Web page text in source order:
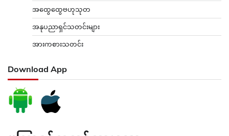
အထွေထွေဗဟုသုတ
အနုပညာရှင်သတင်းများ
အားကစားသတင်း
Download App